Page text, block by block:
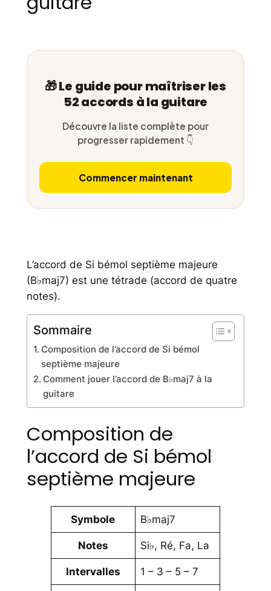
🎁 Le guide pour maîtriser les
52 accords à la guitare
Découvre la liste complète pour
progresser rapidement 👇
Commencer maintenant
L’accord de Si bémol septième majeure
(B♭maj7) est une tétrade (accord de quatre
notes).
Sommaire
Composition de l’accord de Si bémol
septième majeure
Comment jouer l’accord de B♭maj7 à la
guitare
Composition de
l’accord de Si bémol
septième majeure
Symbole B♭maj7
Notes Si♭, Ré, Fa, La
Intervalles 1 – 3 – 5 – 7